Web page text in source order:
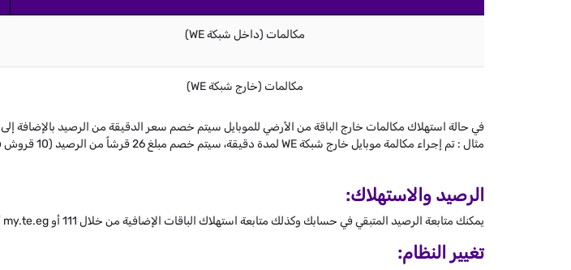
مكالمات (داخل شبكة WE)
مكالمات (خارج شبكة WE)
في حالة استهلاك مكالمات خارج الباقة من الأرضي للموبايل سيتم خصم سعر الدقيقة من الرصيد بالإضافة إلى 8 % ضريبة جدول.
مثال : تم إجراء مكالمة موبايل خارج شبكة WE لمدة دقيقة، سيتم خصم مبلغ 26 قرشاً من الرصيد (10 قروش فتح مكالمة + 14 قرش سعر الدقيقة + 2 قرش ضريبة جدول)
الرصيد والاستهلاك:
يمكنك متابعة الرصيد المتبقي في حسابك وكذلك متابعة استهلاك الباقات الإضافية من خلال 111 أو my.te.eg أو تطبيق MyWE ، ويمكنك إعادة شحن رصيد إضافي في أي وقت.
تغيير النظام: